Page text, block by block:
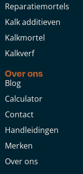
Reparatiemortels
Kalk additieven
Kalkmortel
Kalkverf
Over ons
Blog
Calculator
Contact
Handleidingen
Merken
Over ons